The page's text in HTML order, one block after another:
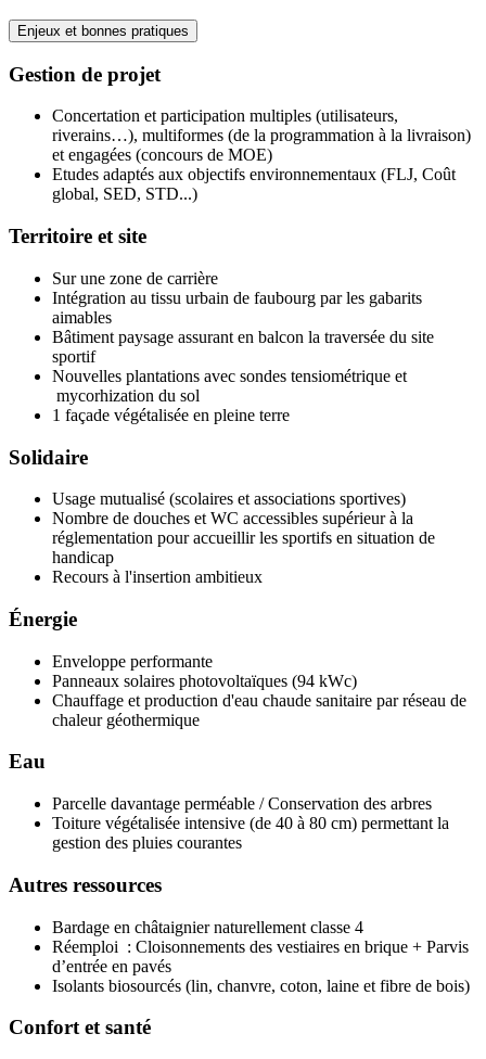
Enjeux et bonnes pratiques
Gestion de projet
Concertation et participation multiples (utilisateurs,
riverains…), multiformes (de la programmation à la livraison)
et engagées (concours de MOE)
Etudes adaptés aux objectifs environnementaux (FLJ, Coût
global, SED, STD...)
Territoire et site
Sur une zone de carrière
Intégration au tissu urbain de faubourg par les gabarits
aimables
Bâtiment paysage assurant en balcon la traversée du site
sportif
Nouvelles plantations avec sondes tensiométrique et
mycorhization du sol
1 façade végétalisée en pleine terre
Solidaire
Usage mutualisé (scolaires et associations sportives)
Nombre de douches et WC accessibles supérieur à la
réglementation pour accueillir les sportifs en situation de
handicap
Recours à l'insertion ambitieux
Énergie
Enveloppe performante
Panneaux solaires photovoltaïques (94 kWc)
Chauffage et production d'eau chaude sanitaire par réseau de
chaleur géothermique
Eau
Parcelle davantage perméable / Conservation des arbres
Toiture végétalisée intensive (de 40 à 80 cm) permettant la
gestion des pluies courantes
Autres ressources
Bardage en châtaignier naturellement classe 4
Réemploi : Cloisonnements des vestiaires en brique + Parvis
d’entrée en pavés
Isolants biosourcés (lin, chanvre, coton, laine et fibre de bois)
Confort et santé